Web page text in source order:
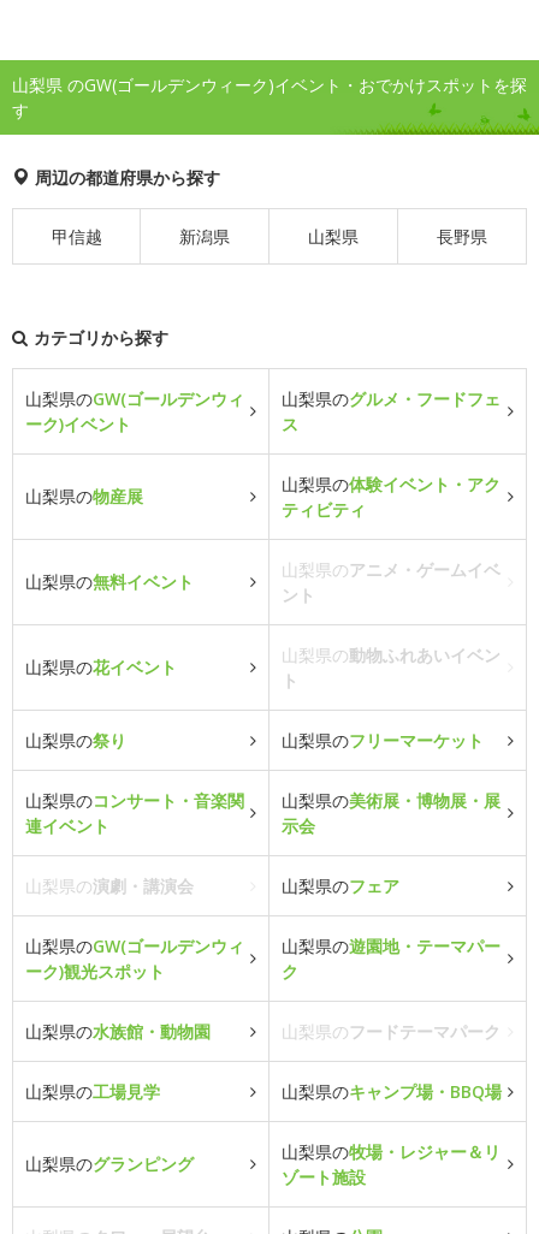
山梨県 のGW(ゴールデンウィーク)イベント・おでかけスポットを探
す
周辺の都道府県から探す
甲信越 新潟県 山梨県 長野県
カテゴリから探す
山梨県のGW(ゴールデンウィ
ーク)イベント
山梨県のグルメ・フードフェ
ス
山梨県の物産展
山梨県の体験イベント・アク
ティビティ
山梨県の無料イベント
山梨県のアニメ・ゲームイベ
ント
山梨県の花イベント
山梨県の動物ふれあいイベン
ト
山梨県の祭り 山梨県のフリーマーケット
山梨県のコンサート・音楽関
連イベント
山梨県の美術展・博物展・展
示会
山梨県の演劇・講演会 山梨県のフェア
山梨県のGW(ゴールデンウィ
ーク)観光スポット
山梨県の遊園地・テーマパー
ク
山梨県の水族館・動物園 山梨県のフードテーマパーク
山梨県の工場見学 山梨県のキャンプ場・BBQ場
山梨県のグランピング
山梨県の牧場・レジャー＆リ
ゾート施設